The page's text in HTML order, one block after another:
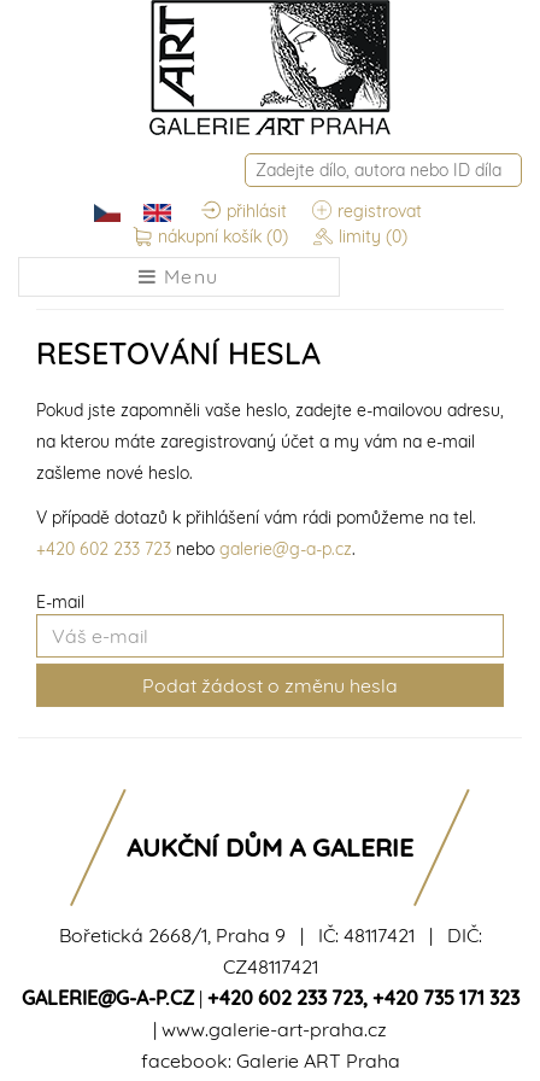
přihlásit
registrovat
nákupní košík (0) limity (0)
Menu
RESETOVÁNÍ HESLA
E-mail
Pokud jste zapomněli vaše heslo, zadejte e-mailovou adresu,
na kterou máte zaregistrovaný účet a my vám na e-mail
zašleme nové heslo.
V případě dotazů k přihlášení vám rádi pomůžeme na tel.
+420 602 233 723 nebo galerie@g-a-p.cz.
Bořetická 2668/1, Praha 9 | IČ: 48117421 | DIČ:
CZ48117421
GALERIE@G-A-P.CZ| +420 602 233 723, +420 735 171 323
| www.galerie-art-praha.cz
facebook: Galerie ART Praha
AUKČNÍ DŮM A GALERIE